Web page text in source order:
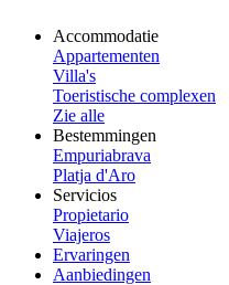
Accommodatie
Appartementen
Villa's
Toeristische complexen
Zie alle
Bestemmingen
Empuriabrava
Platja d'Aro
Servicios
Propietario
Viajeros
Ervaringen
Aanbiedingen